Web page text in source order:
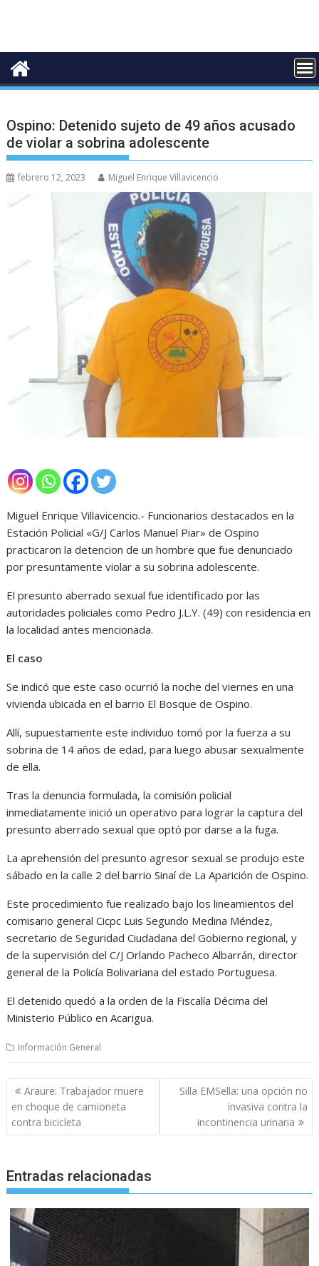
Ospino: Detenido sujeto de 49 años acusado
de violar a sobrina adolescente
febrero 12, 2023 Miguel Enrique Villavicencio
Miguel Enrique Villavicencio.- Funcionarios destacados en la
Estación Policial «G/J Carlos Manuel Piar» de Ospino
practicaron la detencion de un hombre que fue denunciado
por presuntamente violar a su sobrina adolescente.
El presunto aberrado sexual fue identificado por las
autoridades policiales como Pedro J.L.Y. (49) con residencia en
la localidad antes mencionada.
El caso
Se indicó que este caso ocurrió la noche del viernes en una
vivienda ubicada en el barrio El Bosque de Ospino.
Allí, supuestamente este individuo tomó por la fuerza a su
sobrina de 14 años de edad, para luego abusar sexualmente
de ella.
Tras la denuncia formulada, la comisión policial
inmediatamente inició un operativo para lograr la captura del
presunto aberrado sexual que optó por darse a la fuga.
La aprehensión del presunto agresor sexual se produjo este
sábado en la calle 2 del barrio Sinaí de La Aparición de Ospino.
Este procedimiento fue realizado bajo los lineamientos del
comisario general Cicpc Luis Segundo Medina Méndez,
secretario de Seguridad Ciudadana del Gobierno regional, y
de la supervisión del C/J Orlando Pacheco Albarrán, director
general de la Policía Bolivariana del estado Portuguesa.
El detenido quedó a la orden de la Fiscalía Décima del
Ministerio Público en Acarigua.
Información General
Navegación
de
entradas
Araure: Trabajador muere
en choque de camioneta
contra bicicleta
Silla EMSella: una opción no
invasiva contra la
incontinencia urinaria
Entradas relacionadas